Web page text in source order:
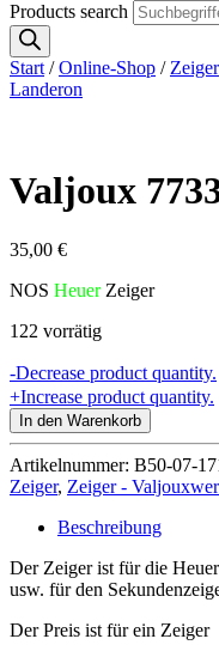
Products search
Start /Online-Shop / Zeiger
Landeron
Valjoux
35,00 €
NOS Heuer Zeiger
122 vorrätig
-Decrease product quantity.
+Increase product quantity.
In den Warenkorb
Artikelnummer: B50-07-
Zeiger, Zeiger -
Beschreibung
Der Zeiger ist für die
usw. für den
Der Preis ist für ein Zeiger